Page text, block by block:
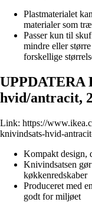
Plastmaterialet
materialer som
Passer kun til
mindre eller
forskellige
UPPDATERA
hvid/antracit,
Link: https://
knivindsats-hvid-
Kompakt design,
Knivindsatsen
køkkenredskaber
Produceret med
godt for miljøet